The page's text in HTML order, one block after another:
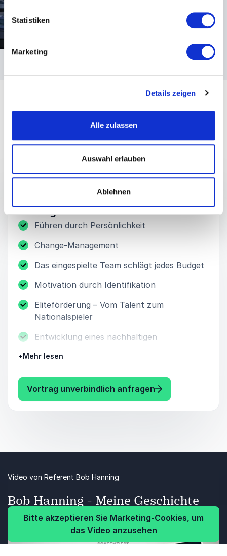
Statistiken
Marketing
Details zeigen
Alle zulassen
Auswahl erlauben
Ablehnen
Referate
VORTRAGSTHEMEN VON BOB HANNING
Vortragsthemen
Führen durch Persönlichkeit
Change-Management
Das eingespielte Team schlägt jedes Budget
Motivation durch Identifikation
Eliteförderung – Vom Talent zum
Nationalspieler
Entwicklung eines nachhaltigen
Führung im Nachwuchsleistungssport
+Mehr lesen
Vortrag unverbindlich anfragen: Bob Hanning
Bob Hanning - Meine Geschichte
Video von Referent Bob Hanning
Bitte akzeptieren Sie Marketing-Cookies, um
das Video anzusehen